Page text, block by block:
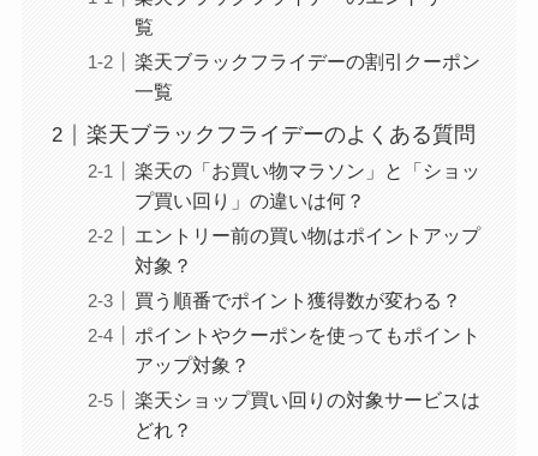
覧
楽天ブラックフライデーの割引クーポン
一覧
楽天ブラックフライデーのよくある質問
楽天の「お買い物マラソン」と「ショッ
プ買い回り」の違いは何？
エントリー前の買い物はポイントアップ
対象？
買う順番でポイント獲得数が変わる？
ポイントやクーポンを使ってもポイント
アップ対象？
楽天ショップ買い回りの対象サービスは
どれ？